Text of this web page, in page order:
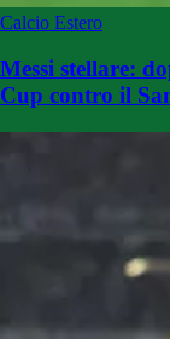
Calcio Estero
Messi stellare:
Cup contro il